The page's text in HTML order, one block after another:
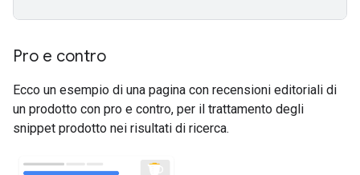
Pro e contro
Ecco un esempio di una pagina con recensioni editoriali di
un prodotto con pro e contro, per il trattamento degli
snippet prodotto nei risultati di ricerca.